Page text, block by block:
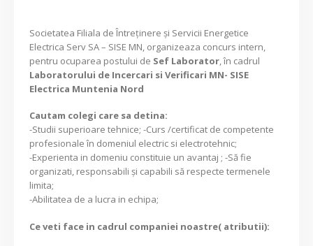
Societatea Filiala de Întreţinere şi Servicii Energetice
Electrica Serv SA – SISE MN, organizeaza concurs intern,
pentru ocuparea postului de Sef Laborator , în cadrul
Laboratorului de Incercari si Verificari MN- SISE
Electrica Muntenia Nord
Cautam colegi care sa detina:
-Studii superioare tehnice; -Curs /certificat de competente
profesionale în domeniul electric si electrotehnic;
-Experienta in domeniu constituie un avantaj ; -Să fie
organizati, responsabili şi capabili să respecte termenele
limita;
-Abilitatea de a lucra in echipa;
Ce veti face in cadrul companiei noastre( atributii):